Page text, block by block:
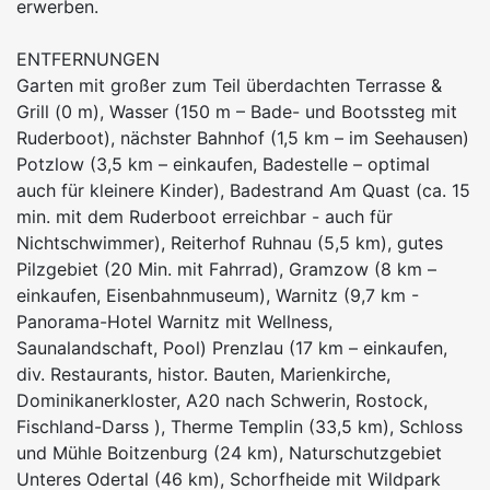
erwerben.
ENTFERNUNGEN
Garten mit großer zum Teil überdachten Terrasse &
Grill (0 m), Wasser (150 m – Bade- und Bootssteg mit
Ruderboot), nächster Bahnhof (1,5 km – im Seehausen)
Potzlow (3,5 km – einkaufen, Badestelle – optimal
auch für kleinere Kinder), Badestrand Am Quast (ca. 15
min. mit dem Ruderboot erreichbar - auch für
Nichtschwimmer), Reiterhof Ruhnau (5,5 km), gutes
Pilzgebiet (20 Min. mit Fahrrad), Gramzow (8 km –
einkaufen, Eisenbahnmuseum), Warnitz (9,7 km -
Panorama-Hotel Warnitz mit Wellness,
Saunalandschaft, Pool) Prenzlau (17 km – einkaufen,
div. Restaurants, histor. Bauten, Marienkirche,
Dominikanerkloster, A20 nach Schwerin, Rostock,
Fischland-Darss ), Therme Templin (33,5 km), Schloss
und Mühle Boitzenburg (24 km), Naturschutzgebiet
Unteres Odertal (46 km), Schorfheide mit Wildpark